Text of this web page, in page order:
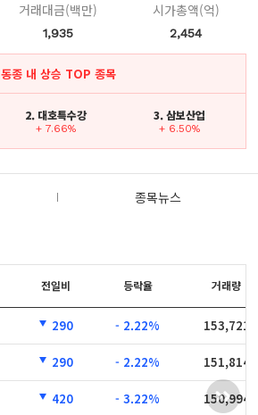
거래대금(백만)
1,935
시가총액(억)
2,454
동종 내 상승 TOP 종목
2. 대호특수강
+ 7.66%
3. 삼보산업
+ 6.50%
종목뉴스
전일비 등락율 거래량
290 - 2.22% 153,721
290 - 2.22% 151,814
420 - 3.22% 150,994